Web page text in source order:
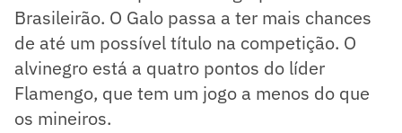
Brasileirão. O Galo passa a ter mais chances
de até um possível título na competição. O
alvinegro está a quatro pontos do líder
Flamengo, que tem um jogo a menos do que
os mineiros.